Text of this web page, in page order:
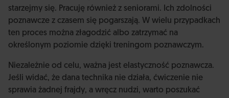
starzejmy się. Pracuję również z seniorami. Ich zdolności
poznawcze z czasem się pogarszają. W wielu przypadkach
ten proces można złagodzić albo zatrzymać na
określonym poziomie dzięki treningom poznawczym.
Niezależnie od celu, ważna jest elastyczność poznawcza.
Jeśli widać, że dana technika nie działa, ćwiczenie nie
sprawia żadnej frajdy, a wręcz nudzi, warto poszukać